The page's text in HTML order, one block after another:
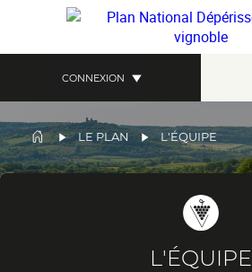
contenu
CONNEXION
FIL
D'ARIANE
LE PLAN L'ÉQUIPE
L'ÉQUIPE